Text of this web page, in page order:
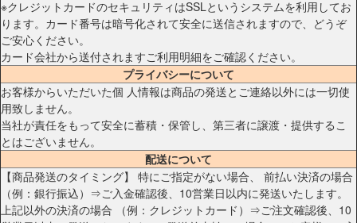
※クレジットカードのセキュリティはSSLというシステムを利用してお
ります。カード番号は暗号化されて安全に送信されますので、どうぞ
ご安心ください。
カード会社から送付されますご利用明細をご確認ください。
プライバシーについて
お客様からいただいた個 人情報は商品の発送とご連絡以外には一切使
用致しません。
当社が責任をもって安全に蓄積・保管し、第三者に譲渡・提供するこ
とはございません。
配送について
【商品発送のタイミング】 特にご指定がない場合、 前払い決済の場合
（例：銀行振込）⇒ご入金確認後、10営業日以内に発送いたします。
上記以外の決済の場合 （例：クレジットカード）⇒ご注文確認後、10